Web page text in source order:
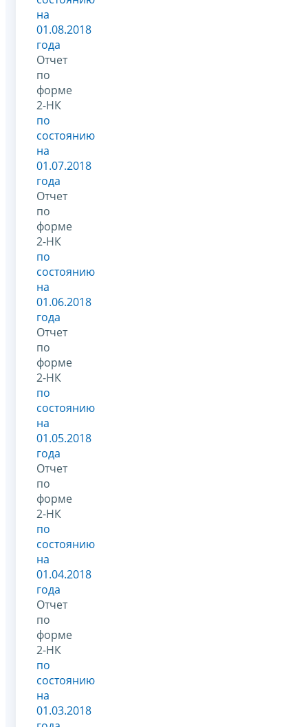
на
01.08.2018
года
Отчет
по
форме
2-НК
по
состоянию
на
01.07.2018
года
Отчет
по
форме
2-НК
по
состоянию
на
01.06.2018
года
Отчет
по
форме
2-НК
по
состоянию
на
01.05.2018
года
Отчет
по
форме
2-НК
по
состоянию
на
01.04.2018
года
Отчет
по
форме
2-НК
по
состоянию
на
01.03.2018